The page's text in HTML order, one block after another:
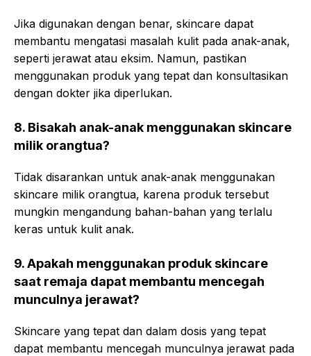
Jika digunakan dengan benar, skincare dapat
membantu mengatasi masalah kulit pada anak-anak,
seperti jerawat atau eksim. Namun, pastikan
menggunakan produk yang tepat dan konsultasikan
dengan dokter jika diperlukan.
8. Bisakah anak-anak menggunakan skincare
milik orangtua?
Tidak disarankan untuk anak-anak menggunakan
skincare milik orangtua, karena produk tersebut
mungkin mengandung bahan-bahan yang terlalu
keras untuk kulit anak.
9. Apakah menggunakan produk skincare
saat remaja dapat membantu mencegah
munculnya jerawat?
Skincare yang tepat dan dalam dosis yang tepat
dapat membantu mencegah munculnya jerawat pada